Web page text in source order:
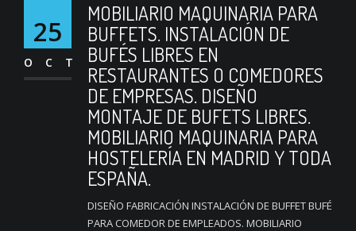
25
OCT
MOBILIARIO MAQUINARIA PARA
BUFFETS. INSTALACIÓN DE
BUFÉS LIBRES EN
RESTAURANTES O COMEDORES
DE EMPRESAS. DISEÑO
MONTAJE DE BUFETS LIBRES.
MOBILIARIO MAQUINARIA PARA
HOSTELERÍA EN MADRID Y TODA
ESPAÑA.
DISEÑO FABRICACIÓN INSTALACIÓN DE BUFFET BUFÉ
PARA COMEDOR DE EMPLEADOS. MOBILIARIO